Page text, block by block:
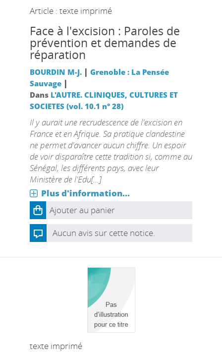
Article : texte imprimé
Face à l'excision : Paroles de
prévention et demandes de
réparation
BOURDIN M-J. | Grenoble : La Pensée
Sauvage|
Dans L'AUTRE. CLINIQUES, CULTURES ET
SOCIETES (vol. 10.1 n° 28)
Il y aurait une recrudescence de l'excision en
France et en Afrique. Sa pratique clandestine
ne permet d'avancer aucun chiffre. Un espoir
de voir disparaître cette tradition si, comme au
Sénégal, les différents pays, avec leur
Ministère de l'Edu[...]
Plus d'information...
Ajouter au panier
Aucun avis sur cette notice.
texte imprimé